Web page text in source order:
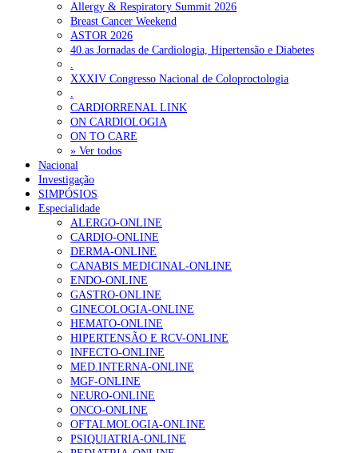
Allergy & Respiratory Summit 2026
Breast Cancer Weekend
ASTOR 2026
40.as Jornadas de Cardiologia, Hipertensão e Diabetes
.
XXXIV Congresso Nacional de Coloproctologia
.
CARDIORRENAL LINK
ON CARDIOLOGIA
ON TO CARE
» Ver todos
Nacional
Investigação
SIMPÓSIOS
Especialidade
ALERGO-ONLINE
CARDIO-ONLINE
DERMA-ONLINE
CANABIS MEDICINAL-ONLINE
ENDO-ONLINE
GASTRO-ONLINE
GINECOLOGIA-ONLINE
HEMATO-ONLINE
HIPERTENSÃO E RCV-ONLINE
INFECTO-ONLINE
MED.INTERNA-ONLINE
MGF-ONLINE
NEURO-ONLINE
ONCO-ONLINE
OFTALMOLOGIA-ONLINE
PSIQUIATRIA-ONLINE